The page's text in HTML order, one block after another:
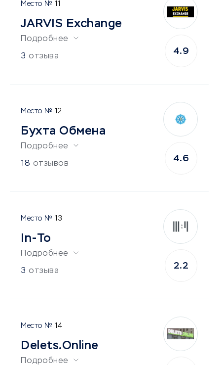
11
JARVIS Exchange
Подробнее
3 отзыва
4.9
12
Бухта Обмена
Подробнее
18 отзывов
4.6
13
In-To
Подробнее
3 отзыва
2.2
14
Delets.Online
Подробнее